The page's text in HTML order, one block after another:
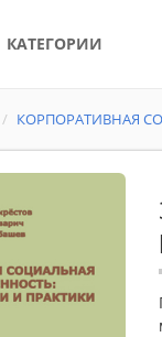
КАТЕГОРИИ
КОРПОРАТИВНАЯ